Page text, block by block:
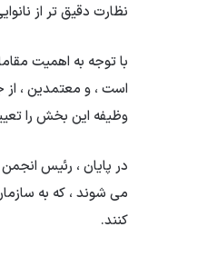
نظارت دقیق تر از
با توجه به اهمیت
است ، و معتمدین ، از
وظیفه این بخش را
در پایان ، رئیس انجمن
می شوند ، که به
کنند.